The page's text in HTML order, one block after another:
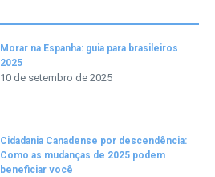
Morar na Espanha: guia para brasileiros
2025
10 de setembro de 2025
Cidadania Canadense por descendência:
Como as mudanças de 2025 podem
beneficiar você